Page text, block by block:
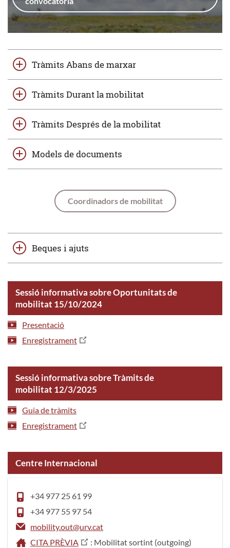
Tràmits Abans de marxar
Tràmits Durant la mobilitat
Tràmits Després de la mobilitat
Models de documents
Coordinadors de mobilitat
Beques i ajuts
Sessió informativa sobre Oportunitats de
mobilitat 15/10/2024
Presentació
Enregistrament
Sessió informativa sobre Tràmits de
mobilitat 12/3/2025
Guia de tràmits
Enregistrament
Centre Internacional
+34 977 25 61 99
+34 977 55 97 54
mobility.out@urv.cat
CITA PRÈVIA
: Mobilitat sortint (outgoing)